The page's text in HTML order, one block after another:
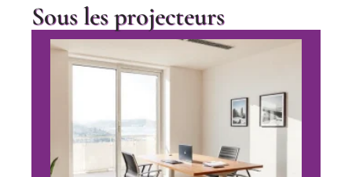
Sous les projecteurs